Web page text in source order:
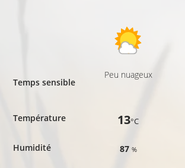
Temps sensible
Température
Humidité
Peu nuageux
13°C
87 %